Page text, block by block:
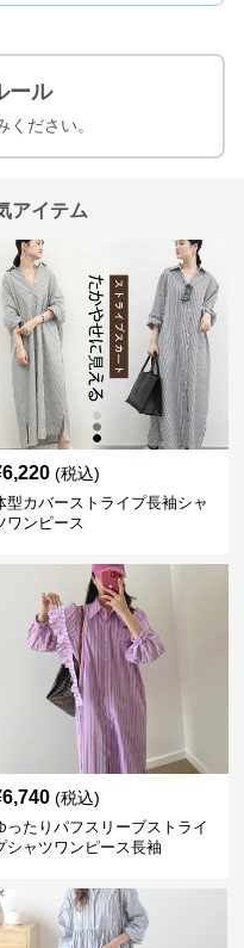
ール
ください。
アイテム
6,220 (税込)
型カバーストライプ長袖シャ
ワンピース
6,740 (税込)
ったりパフスリーブストライ
シャツワンピース長袖